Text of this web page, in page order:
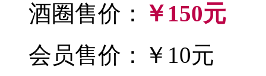
酒圈售价：
￥150元
会员售价：￥10元